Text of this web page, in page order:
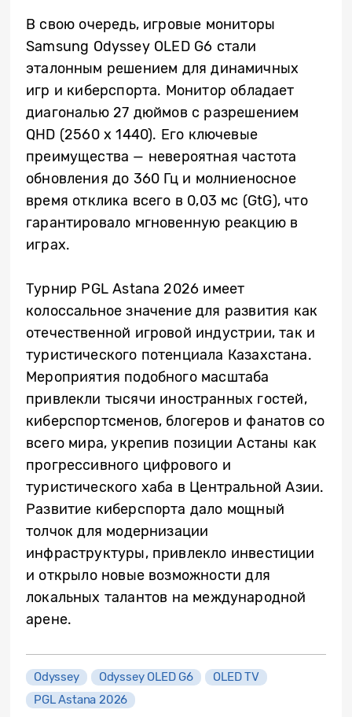
В свою очередь, игровые мониторы
Samsung Odyssey OLED G6 стали
эталонным решением для динамичных
игр и киберспорта. Монитор обладает
диагональю 27 дюймов с разрешением
QHD (2560 x 1440). Его ключевые
преимущества — невероятная частота
обновления до 360 Гц и молниеносное
время отклика всего в 0,03 мс (GtG), что
гарантировало мгновенную реакцию в
играх.
Турнир PGL Astana 2026 имеет
колоссальное значение для развития как
отечественной игровой индустрии, так и
туристического потенциала Казахстана.
Мероприятия подобного масштаба
привлекли тысячи иностранных гостей,
киберспортсменов, блогеров и фанатов со
всего мира, укрепив позиции Астаны как
прогрессивного цифрового и
туристического хаба в Центральной Азии.
Развитие киберспорта дало мощный
толчок для модернизации
инфраструктуры, привлекло инвестиции
и открыло новые возможности для
локальных талантов на международной
арене.
Odyssey Odyssey OLED G6
OLED TV
PGL Astana 2026